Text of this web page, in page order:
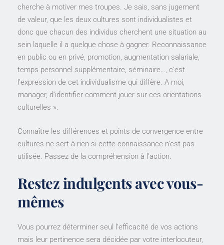
cherche à motiver mes troupes. Je sais, sans jugement
de valeur, que les deux cultures sont individualistes et
donc que chacun des individus cherchent une situation au
sein laquelle il a quelque chose à gagner. Reconnaissance
en public ou en privé, promotion, augmentation salariale,
temps personnel supplémentaire, séminaire…, c’est
l’expression de cet individualisme qui diffère. A moi,
manager, d’identifier comment jouer sur ces orientations
culturelles ».
Connaître les différences et points de convergence entre
cultures ne sert à rien si cette connaissance n’est pas
utilisée. Passez de la compréhension à l’action.
Restez indulgents avec vous-
mêmes
Vous pourrez déterminer seul l’efficacité de vos actions
mais leur pertinence sera décidée par votre interlocuteur,